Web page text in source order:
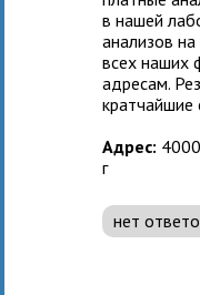
в нашей
анализов
всех наших
адресам.
кратчайшие
Адрес:
г
нет